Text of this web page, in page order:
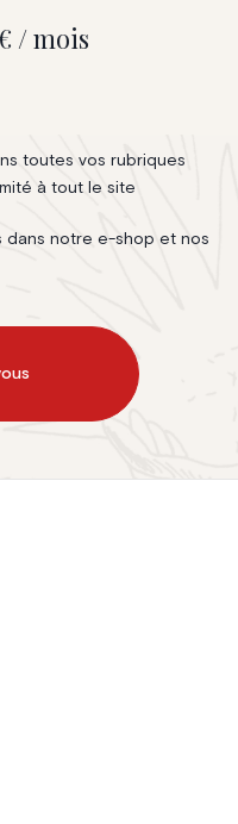
/ mois
toutes vos rubriques
à tout le site
dans notre e-shop et nos